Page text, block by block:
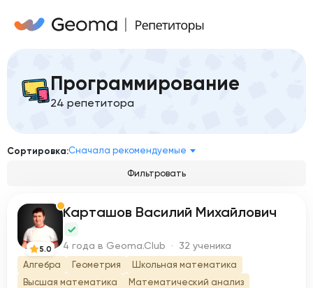
Программирование
24 репетитора
Сортировка:Сначала рекомендуемые
Фильтровать
К
5.0
Карташов Василий Михайлович
4 года в Geoma.Club · 32 ученика
Алгебра Геометрия
Школьная математика
Высшая математика
Математический анализ